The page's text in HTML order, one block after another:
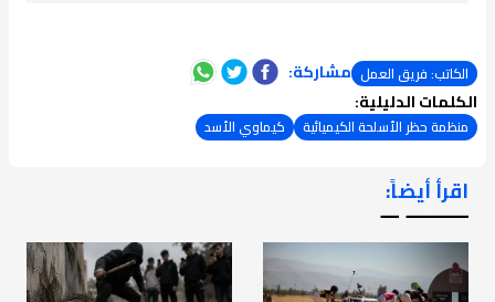
الكاتب: فريق العمل مشاركة:
الكلمات الدليلية:
منظمة حظر الأسلحة الكيميائية كيماوي الأسد
اقرأ أيضاً:
ـــــــ ــ